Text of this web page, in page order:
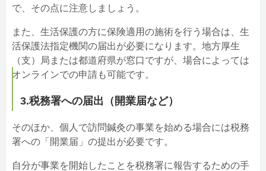
で、その点に注意しましょう。
また、生活保護の方に保険適用の施術を行う場合は、生
活保護法指定機関の届出が必要になります。地方厚生
（支）局または都道府県が窓口ですが、場合によっては
オンラインでの申請も可能です。
3.税務署への届出（開業届など）
そのほか、個人で訪問鍼灸の事業を始める場合には税務
署への「開業届」の提出が必要です。
自分が事業を開始したことを税務署に報告するための手